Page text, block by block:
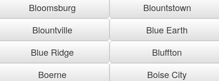
Bloomsburg
Blountstown
Blountville
Blue Earth
Blue Ridge
Bluffton
Boerne
Boise City